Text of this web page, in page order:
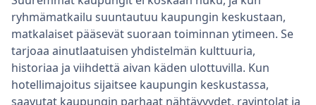
ryhmämatkailu suuntautuu kaupungin keskustaan,
matkalaiset pääsevät suoraan toiminnan ytimeen. Se
tarjoaa ainutlaatuisen yhdistelmän kulttuuria,
historiaa ja viihdettä aivan käden ulottuvilla. Kun
hotellimajoitus sijaitsee kaupungin keskustassa,
saavutat kaupungin parhaat nähtävyydet, ravintolat ja